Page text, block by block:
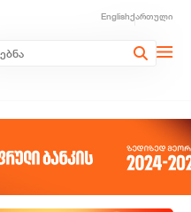
Englishქართული